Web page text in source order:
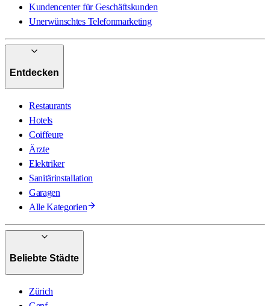
Kundencenter für Geschäftskunden
Unerwünschtes Telefonmarketing
Entdecken
Restaurants
Hotels
Coiffeure
Ärzte
Elektriker
Sanitärinstallation
Garagen
Alle Kategorien
Beliebte Städte
Zürich